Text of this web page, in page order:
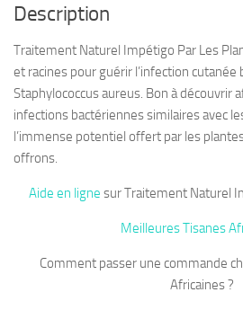
Description
Traitement Naturel Impétigo Par Les
et racines pour guérir l’infection
Staphylococcus aureus. Bon à découvrir
infections bactériennes similaires avec
l’immense potentiel offert par les
offrons.
Aide en ligne sur Traitement Naturel
Meilleures Tisanes
Comment passer une commande
Africaines ?